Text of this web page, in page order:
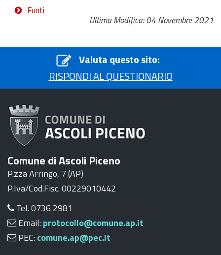
Funti
Ultima Modifica: 04 Novembre 2021
Valuta questo sito:
RISPONDI AL QUESTIONARIO
Comune di Ascoli Piceno
P.zza Arringo, 7 (AP)
P.Iva/Cod.Fisc. 00229010442
Tel. 0736 2981
Email: protocollo@comune.ap.it
PEC: comune.ap@pec.it